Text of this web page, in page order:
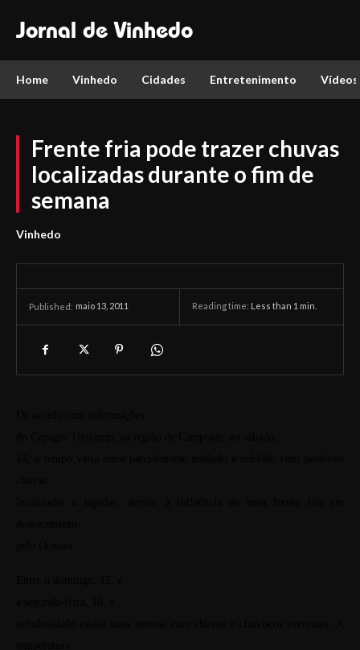
Jornal de Vinhedo
Home Vinhedo Cidades Entretenimento Vídeos
Frente fria pode trazer chuvas
localizadas durante o fim de
semana
Vinhedo
Published: maio 13, 2011 Reading time: Less than 1 min.